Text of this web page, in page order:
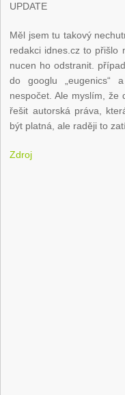
UPDATE
Měl jsem tu takový
redakci idnes.cz to přišlo
nucen ho odstranit.
do googlu „eugenics“
nespočet. Ale myslím, že
řešit autorská práva,
být platná, ale raději to
Zdroj